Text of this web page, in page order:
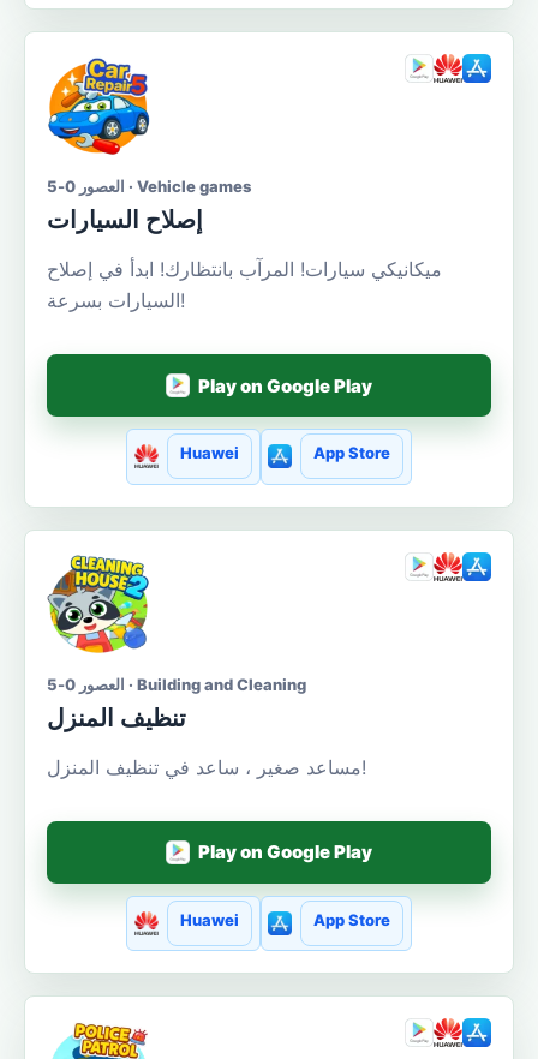
العصور 0-5 · Vehicle games
إصلاح السيارات
ميكانيكي سيارات! المرآب بانتظارك! ابدأ في إصلاح
السيارات بسرعة!
Play on Google Play
Huawei App Store
العصور 0-5 · Building and Cleaning
تنظيف المنزل
مساعد صغير ، ساعد في تنظيف المنزل!
Play on Google Play
Huawei App Store